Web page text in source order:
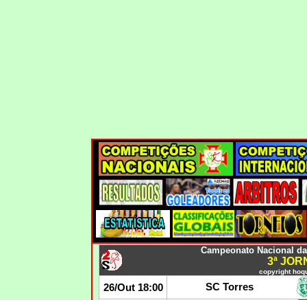
Campeonato Nacional
3ª
copyright
26/Out 18:00
SC Torres